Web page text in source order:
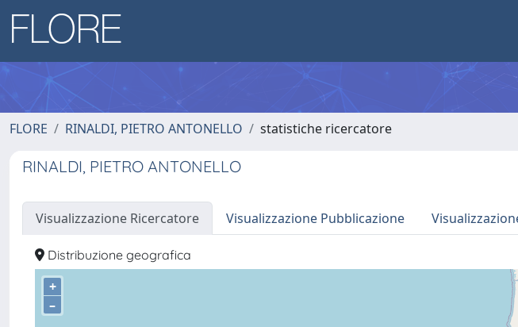
FLORE RINALDI, PIETRO ANTONELLO statistiche ricercatore
RINALDI, PIETRO ANTONELLO
Visualizzazione Ricercatore Visualizzazione Pubblicazione
Distribuzione geografica
+
–